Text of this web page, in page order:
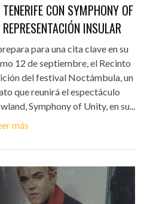
CON SYMPHONY OF
INSULAR
para una cita clave en su
12 de septiembre, el Recinto
del festival Noctámbula, un
que reunirá el espectáculo
Symphony of Unity, en su...
más